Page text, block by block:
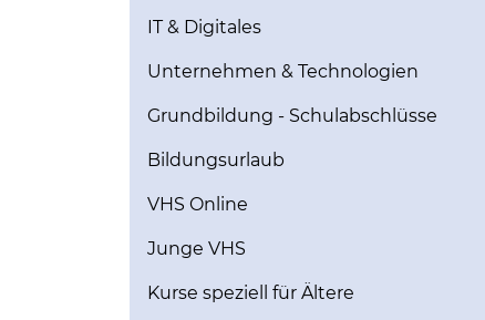
IT & Digitales
Unternehmen & Technologien
Grundbildung - Schulabschlüsse
Bildungsurlaub
VHS Online
Junge VHS
Kurse speziell für Ältere